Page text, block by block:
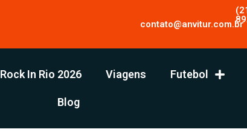
contato@anvitur.com.br
Rock In Rio 2026 Viagens Futebol
Blog